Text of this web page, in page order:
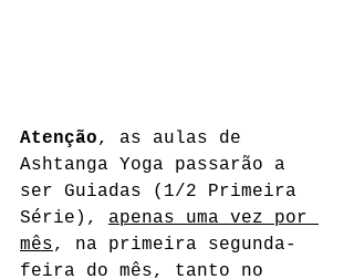
Atenção, as aulas de
Ashtanga Yoga passarão a
ser Guiadas (1/2 Primeira
Série), apenas uma vez por
mês, na primeira segunda-
feira do mês, tanto no